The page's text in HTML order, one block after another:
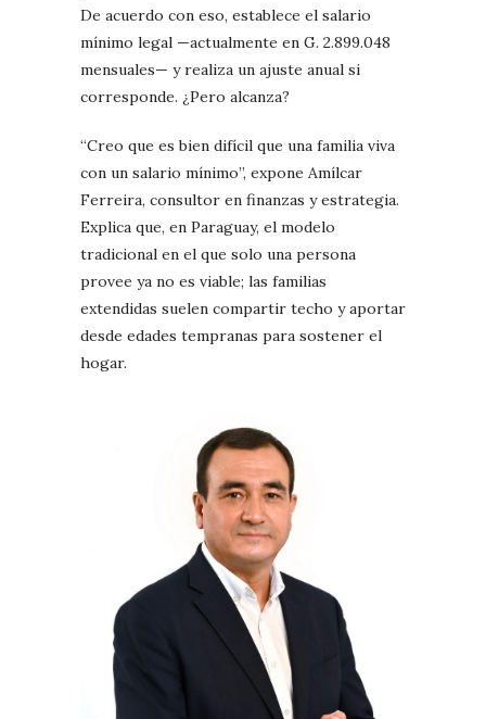
De acuerdo con eso, establece el salario
mínimo legal —actualmente en G. 2.899.048
mensuales— y realiza un ajuste anual si
corresponde. ¿Pero alcanza?
“Creo que es bien difícil que una familia viva
con un salario mínimo”, expone Amílcar
Ferreira, consultor en finanzas y estrategia.
Explica que, en Paraguay, el modelo
tradicional en el que solo una persona
provee ya no es viable; las familias
extendidas suelen compartir techo y aportar
desde edades tempranas para sostener el
hogar.